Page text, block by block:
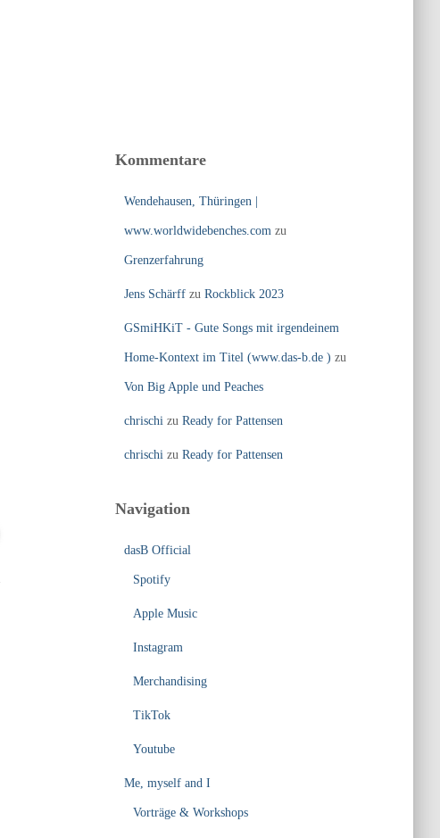
Kommentare
Wendehausen, Thüringen |
www.worldwidebenches.com zu
Grenzerfahrung
Jens Schärffzu Rockblick 2023
GSmiHKiT - Gute Songs mit irgendeinem
Home-Kontext im Titel (www.das-b.de ) zu
Von Big Apple und Peaches
chrischi zu Ready for Pattensen
chrischi zu Ready for Pattensen
Navigation
dasB Official
Spotify
Apple Music
Instagram
Merchandising
TikTok
Youtube
Me, myself and I
Vorträge & Workshops